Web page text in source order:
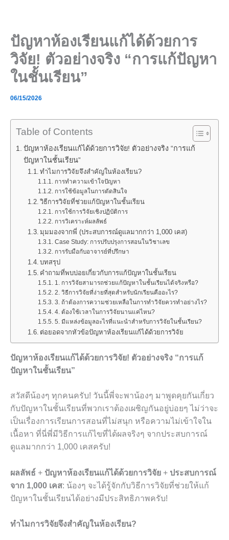
ปัญหาห้องเรียนแก้ได้ด้วยการ
วิจัย! ตัวอย่างจริง “การแก้ปัญหา
ในชั้นเรียน”
06/15/2026
Table of Contents
ปัญหาห้องเรียนแก้ได้ด้วยการวิจัย! ตัวอย่างจริง “การแก้
ปัญหาในชั้นเรียน”
ทำไมการวิจัยจึงสำคัญในห้องเรียน?
การทำความเข้าใจปัญหา
การใช้ข้อมูลในการตัดสินใจ
วิธีการวิจัยที่ช่วยแก้ปัญหาในชั้นเรียน
การใช้การวิจัยเชิงปฏิบัติการ
การวิเคราะห์ผลลัพธ์
มุมมองจากพี่ (ประสบการณ์ดูแลมากกว่า 1,000 เคส)
Case Study: การปรับปรุงการสอนในวิชาเลข
การรับมือกับอาจารย์ที่ปรึกษา
บทสรุป
คำถามที่พบบ่อยเกี่ยวกับการแก้ปัญหาในชั้นเรียน
1. การวิจัยสามารถช่วยแก้ปัญหาในชั้นเรียนได้จริงหรือ?
2. วิธีการวิจัยที่ง่ายที่สุดสำหรับนักเรียนคืออะไร?
3. ถ้าต้องการความช่วยเหลือในการทำวิจัยควรทำอย่างไร?
4. ต้องใช้เวลาในการวิจัยนานแค่ไหน?
5. มีแหล่งข้อมูลอะไรที่แนะนำสำหรับการวิจัยในชั้นเรียน?
ต่อยอดจากหัวข้อปัญหาห้องเรียนแก้ได้ด้วยการวิจัย
ปัญหาห้องเรียนแก้ได้ด้วยการวิจัย! ตัวอย่างจริง “การแก้
ปัญหาในชั้นเรียน”
สวัสดีน้องๆ ทุกคนครับ! วันนี้พี่จะพาน้องๆ มาพูดคุยกันเกี่ยว
กับปัญหาในชั้นเรียนที่พวกเราต้องเผชิญกันอยู่บ่อยๆ ไม่ว่าจะ
เป็นเรื่องการเรียนการสอนที่ไม่สนุก หรือความไม่เข้าใจใน
เนื้อหา ที่นี่พี่มีวิธีการแก้ไขที่ได้ผลจริงๆ จากประสบการณ์
ดูแลมากกว่า 1,000 เคสครับ!
ผลลัพธ์ + ปัญหาห้องเรียนแก้ได้ด้วยการวิจัย + ประสบการณ์
จาก 1,000 เคส: น้องๆ จะได้รู้จักกับวิธีการวิจัยที่ช่วยให้แก้
ปัญหาในชั้นเรียนได้อย่างมีประสิทธิภาพครับ!
ทำไมการวิจัยจึงสำคัญในห้องเรียน?